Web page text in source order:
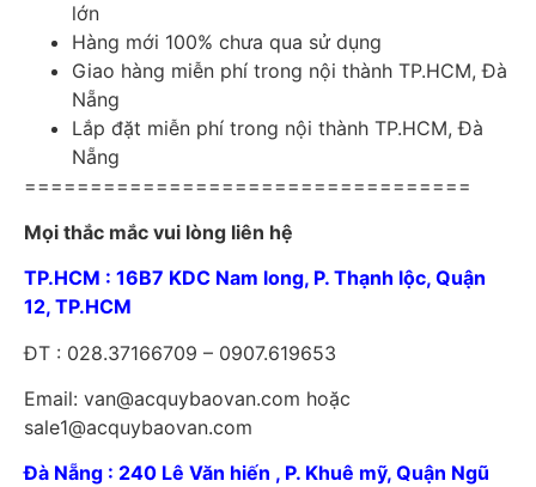
lớn
Hàng mới 100% chưa qua sử dụng
Giao hàng miễn phí trong nội thành TP.HCM, Đà
Nẵng
Lắp đặt miễn phí trong nội thành TP.HCM, Đà
Nẵng
==================================
Mọi thắc mắc vui lòng liên hệ
TP.HCM : 16B7 KDC Nam long, P. Thạnh lộc, Quận
12, TP.HCM
ĐT : 028.37166709 – 0907.619653
Email: van@acquybaovan.com hoặc
sale1@acquybaovan.com
Đà Nẵng : 240 Lê Văn hiến , P. Khuê mỹ, Quận Ngũ